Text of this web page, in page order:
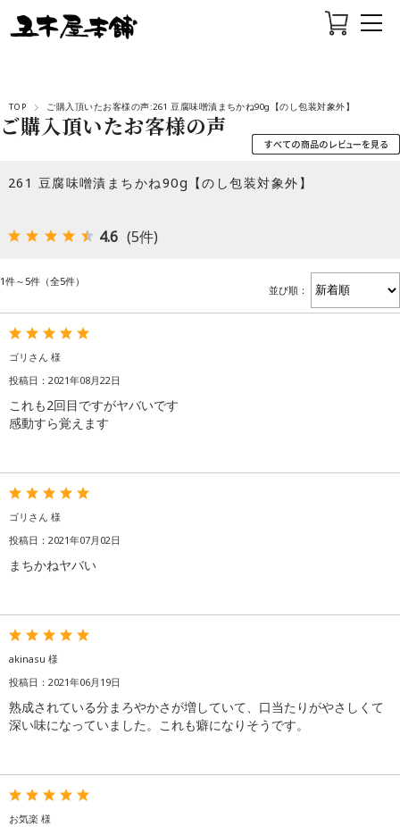
TOP ご購入頂いたお客様の声:261 豆腐味噌漬まちかね90g【のし包装対象外】
ご購入頂いたお客様の声
261 豆腐味噌漬まちかね90g【のし包装対象外】
4.6 (5件)
1件～5件（全5件）
並び順：
ゴリさん 様
投稿日：2021年08月22日
これも2回目ですがヤバいです
感動すら覚えます
ゴリさん 様
投稿日：2021年07月02日
まちかねヤバい
akinasu 様
投稿日：2021年06月19日
熟成されている分まろやかさが増していて、口当たりがやさしくて
深い味になっていました。これも癖になりそうです。
お気楽 様